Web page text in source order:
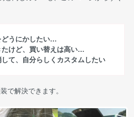
どうにかしたい…
たけど、買い替えは高い…
して、自分らしくカスタムしたい
で解決できます。